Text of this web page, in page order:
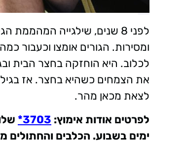
ומסירות. הגורים אומצו וכעבור
לכלוב. היא הוחזקה בחצר הבית
לצאת מכאן מהר.
לפרטים אודות אימוץ:
3703*
ימים בשבוע. הכלבים והחתולים